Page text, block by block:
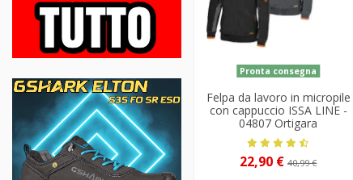
Pronta consegna
Felpa da lavoro in micropile
con cappuccio ISSA LINE -
04807 Ortigara
22,90 €40,99 €